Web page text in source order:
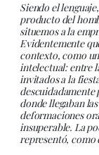
Siendo el
producto del
situemos a la
Evidentemente
contexto, como
intelectual: entre
invitados a la
descuidadamente
donde llegaban
deformaciones
insuperable. La
representó, como